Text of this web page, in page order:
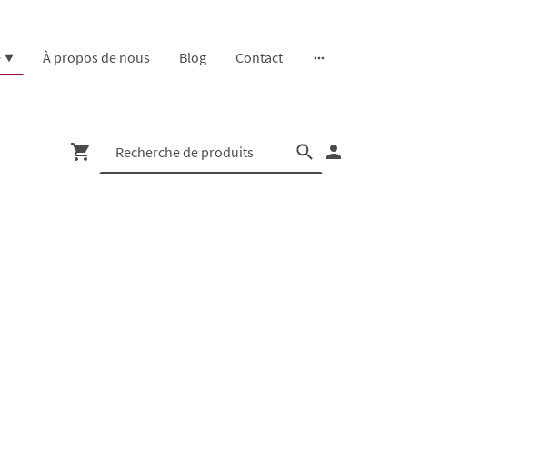
À propos de nous Blog Contact